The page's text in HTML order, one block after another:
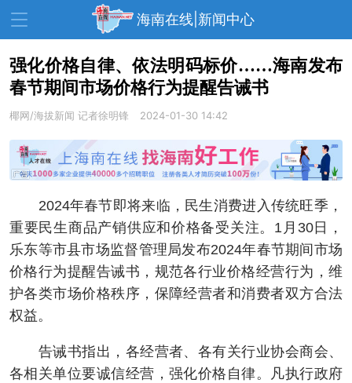
海南在线|新闻中心
资讯中心 热点 旅游
教育 健康 房产
生活 演出 活动
展会 走读海南 周末去哪儿
人才在线 天涯企服
强化价格自律、依法明码标价……海南发布
春节期间市场价格行为提醒告诫书
椰网/海拔新闻 记者徐明锋 2024-01-30 14:42
2024年春节即将来临，民生消费进入传统旺季，
重要民生商品产销供应和价格备受关注。1月30日，
乐东等市县市场监督管理局发布2024年春节期间市场
价格行为提醒告诫书，规范各行业价格经营行为，维
护各类市场价格秩序，保障经营者和消费者双方合法
权益。
告诫书指出，各经营者、各有关行业协会商会、
各相关单位要诚信经营，强化价格自律。凡执行政府